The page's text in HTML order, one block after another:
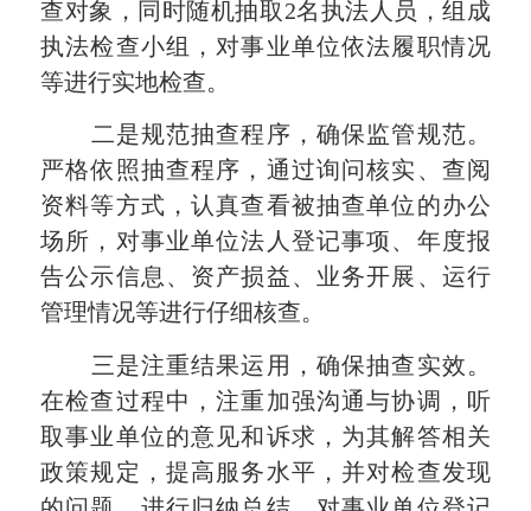
查对象，同时随机抽取2名执法人员，组成
执法检查小组，对事业单位依法履职情况
等进行实地检查。
二是规范抽查程序，确保监管规范。
严格依照抽查程序，通过询问核实、查阅
资料等方式，认真查看被抽查单位的办公
场所，对事业单位法人登记事项、年度报
告公示信息、资产损益、业务开展、运行
管理情况等进行仔细核查。
三是注重结果运用，确保抽查实效。
在检查过程中，注重加强沟通与协调，听
取事业单位的意见和诉求，为其解答相关
政策规定，提高服务水平，并对检查发现